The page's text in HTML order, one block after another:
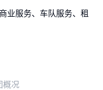
业服务、车队服务、租
概况